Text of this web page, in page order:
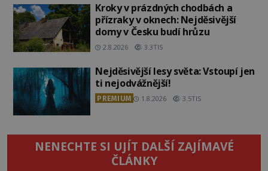
Kroky v prázdných chodbách a
přízraky v oknech: Nejděsivější
domy v Česku budí hrůzu
2.8.2026 3.3TIS
Nejděsivější lesy světa: Vstoupí jen
ti nejodvážnější!
PREMIUM 1.8.2026 3.5TIS
NENECHTE SI UJÍT DALŠÍ ZAJÍMAVÉ
ČLÁNKY